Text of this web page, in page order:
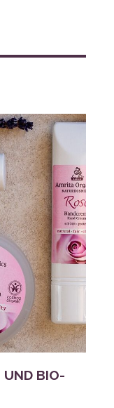
UND BIO-
Ihre Haut
aus der